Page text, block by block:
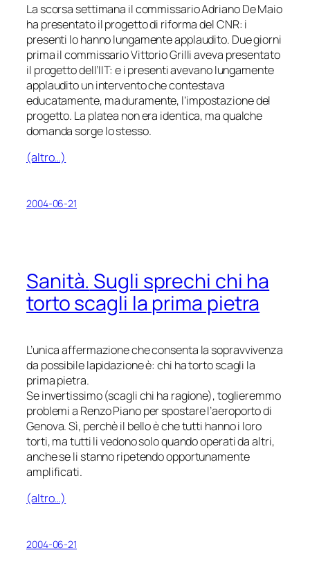
La scorsa settimana il commissario Adriano De Maio
ha presentato il progetto di riforma del CNR: i
presenti lo hanno lungamente applaudito. Due giorni
prima il commissario Vittorio Grilli aveva presentato
il progetto dell’IIT: e i presenti avevano lungamente
applaudito un intervento che contestava
educatamente, ma duramente, l’impostazione del
progetto. La platea non era identica, ma qualche
domanda sorge lo stesso.
(altro…)
2004-06-21
Sanità. Sugli sprechi chi ha
torto scagli la prima pietra
L’unica affermazione che consenta la sopravvivenza
da possibile lapidazione è: chi ha torto scagli la
prima pietra.
Se invertissimo (scagli chi ha ragione), toglieremmo
problemi a Renzo Piano per spostare l’aeroporto di
Genova. Sì, perchè il bello è che tutti hanno i loro
torti, ma tutti li vedono solo quando operati da altri,
anche se li stanno ripetendo opportunamente
amplificati.
(altro…)
2004-06-21